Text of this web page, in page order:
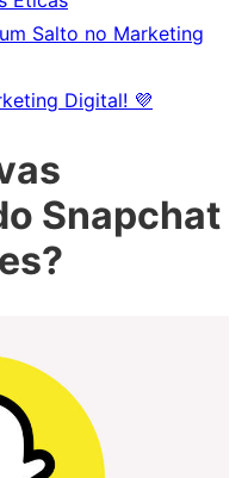
Salto no Marketing
Digital! 💜
Snapchat